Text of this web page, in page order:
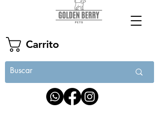
Carrito